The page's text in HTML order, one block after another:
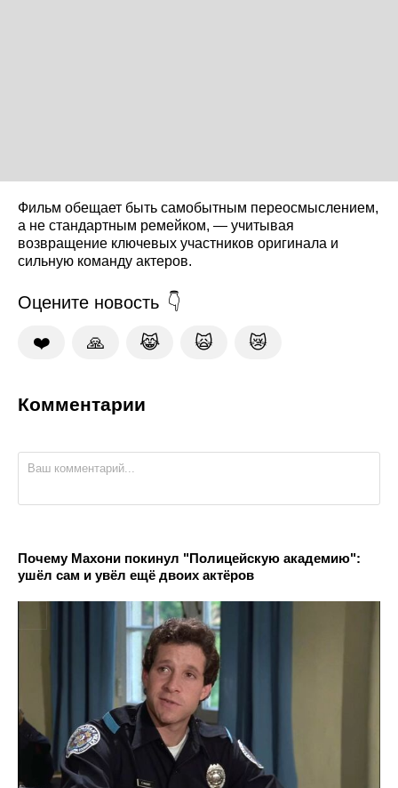
Фильм обещает быть самобытным переосмыслением,
а не стандартным ремейком, — учитывая
возвращение ключевых участников оригинала и
сильную команду актеров.
Оцените новость
❤️ 🙏 😹 🙀 😿
Комментарии
Почему Махони покинул "Полицейскую академию":
ушёл сам и увёл ещё двоих актёров